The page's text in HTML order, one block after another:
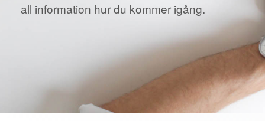
all information hur du kommer igång.